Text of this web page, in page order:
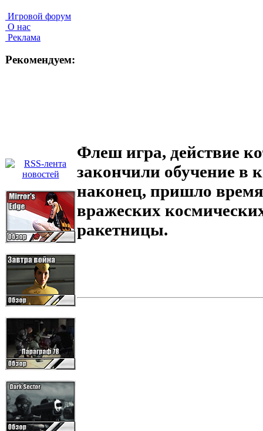
Игровой форум
О нас
Реклама
Рекомендуем:
Флеш игра, действие
закончили обучение в
наконец, пришло
вражеских
ракетницы.